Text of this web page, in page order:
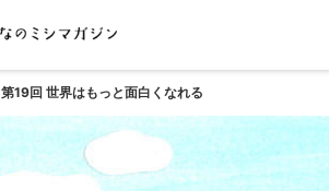
第19回 世界はもっと面白くなれる